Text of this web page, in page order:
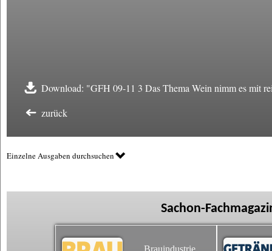
Download: "GFH 09-11 3 Das Thema Wein nimm es mit
zurück
Einzelne Ausgaben durchsuchen
Sachon-
Brauindustrie